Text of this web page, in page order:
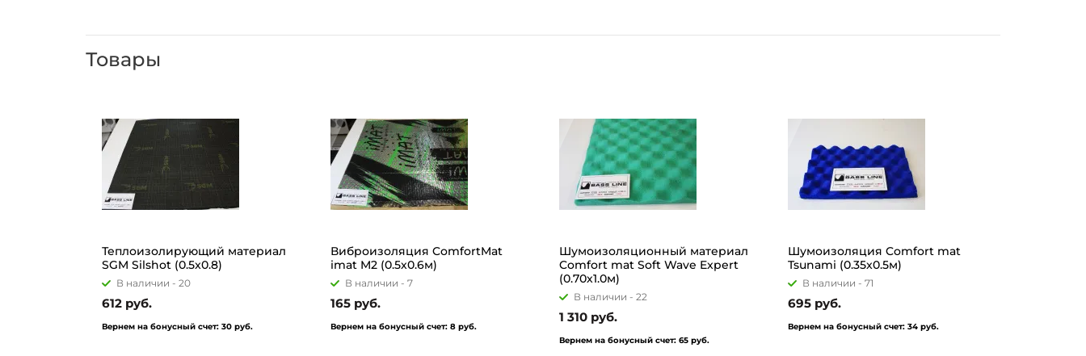
Товары
Теплоизолирующий материал
SGM Silshot (0.5x0.8)
В наличии - 20
612 руб.
Вернем на бонусный счет: 30 руб.
Виброизоляция ComfortMat
imat M2 (0.5х0.6м)
В наличии - 7
165 руб.
Вернем на бонусный счет: 8 руб.
Шумоизоляционный материал
Comfort mat Soft Wave Expert
(0.70х1.0м)
В наличии - 22
1 310 руб.
Вернем на бонусный счет: 65 руб.
Шумоизоляция Comfort mat
Tsunami (0.35x0.5м)
В наличии - 71
695 руб.
Вернем на бонусный счет: 34 руб.